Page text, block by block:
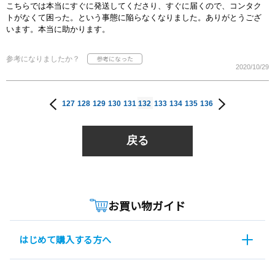
こちらでは本当にすぐに発送してくださり、すぐに届くので、コンタク
トがなくて困った。という事態に陥らなくなりました。ありがとうござ
います。本当に助かります。
参考になりましたか？
2020/10/29
127 128 129 130 131 132 133 134 135 136
戻る
お買い物ガイド
はじめて購入する方へ